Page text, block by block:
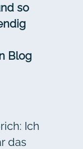
so
Blog
Ich
das